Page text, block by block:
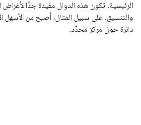
الرئيسية. تكون هذه الدوال مفيدة جدًا لأغراض
والتنسيق. على سبيل المثال، أصبح من الأسهل
دائرة حول مركز محدّد.